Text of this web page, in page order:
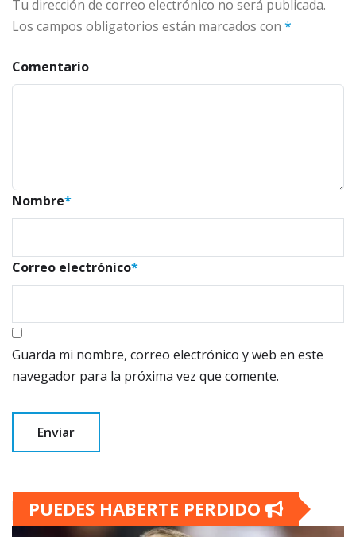
Tu dirección de correo electrónico no será publicada.
Los campos obligatorios están marcados con *
Comentario
Nombre*
Correo electrónico*
Guarda mi nombre, correo electrónico y web en este
navegador para la próxima vez que comente.
PUEDES HABERTE PERDIDO